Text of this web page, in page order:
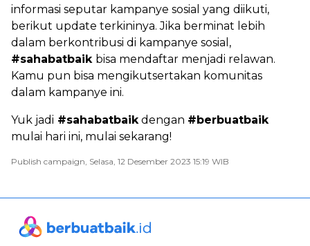
informasi seputar kampanye sosial yang diikuti,
berikut update terkininya. Jika berminat lebih
dalam berkontribusi di kampanye sosial,
#sahabatbaik bisa mendaftar menjadi relawan.
Kamu pun bisa mengikutsertakan komunitas
dalam kampanye ini.
Yuk jadi #sahabatbaikdengan #berbuatbaik
mulai hari ini, mulai sekarang!
Publish campaign, Selasa, 12 Desember 2023 15:19 WIB